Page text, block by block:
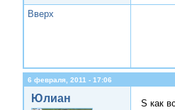
Вверх
6 февраля, 2011 - 17:06
Юлиан S как